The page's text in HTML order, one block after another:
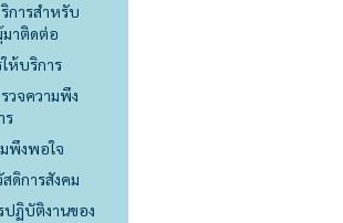
การสำหรับ
าติดต่อ
ห้บริการ
วจความพึง
ร
พึงพอใจ
ดิการสังคม
ฏิบัติงานของ